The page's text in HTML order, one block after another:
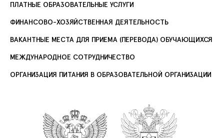
ПЛАТНЫЕ ОБРАЗОВАТЕЛЬНЫЕ УСЛУГИ
ФИНАНСОВО-ХОЗЯЙСТВЕННАЯ ДЕЯТЕЛЬНОСТЬ
ВАКАНТНЫЕ МЕСТА ДЛЯ ПРИЕМА (ПЕРЕВОДА) ОБУЧАЮЩИХСЯ
МЕЖДУНАРОДНОЕ СОТРУДНИЧЕСТВО
ОРГАНИЗАЦИЯ ПИТАНИЯ В ОБРАЗОВАТЕЛЬНОЙ ОРГАНИЗАЦИИ